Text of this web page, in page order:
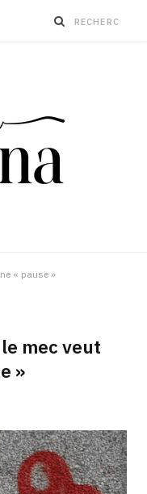
« pause »
mec veut
»